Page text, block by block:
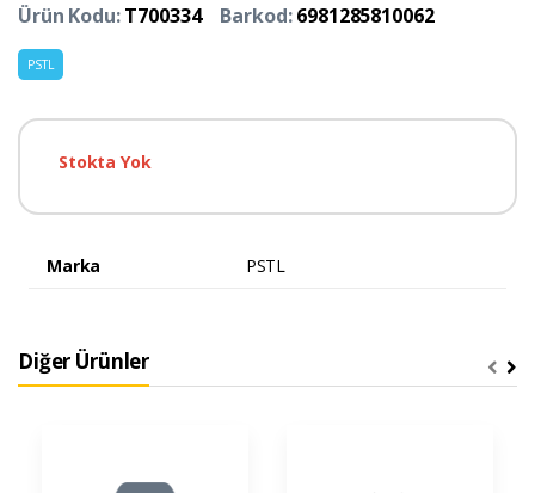
Ürün Kodu:T700334 Barkod:6981285810062
PSTL
Stokta Yok
Marka PSTL
Diğer Ürünler